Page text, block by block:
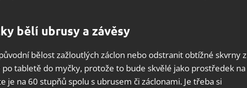
bělí ubrusy a závěsy
bělost zažloutlých záclon nebo odstranit obtížné skvrny z
tabletě do myčky, protože to bude skvělé jako prostředek na
je na 60 stupňů spolu s ubrusem či záclonami. Je třeba si